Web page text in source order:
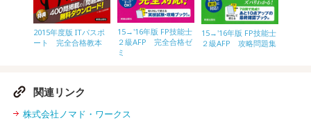
2015年度版 ITパスポ
ート 完全合格教本
15→'16年版 FP技能士
２級AFP 完全合格ゼ
ミ
15→'16年版 FP技能士
２級AFP 攻略問題集
関連リンク
株式会社ノマド・ワークス